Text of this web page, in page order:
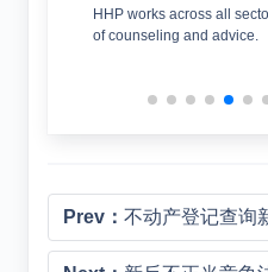
HHP works across all
of counseling and advice.
Prev： 不动产登记查询新规